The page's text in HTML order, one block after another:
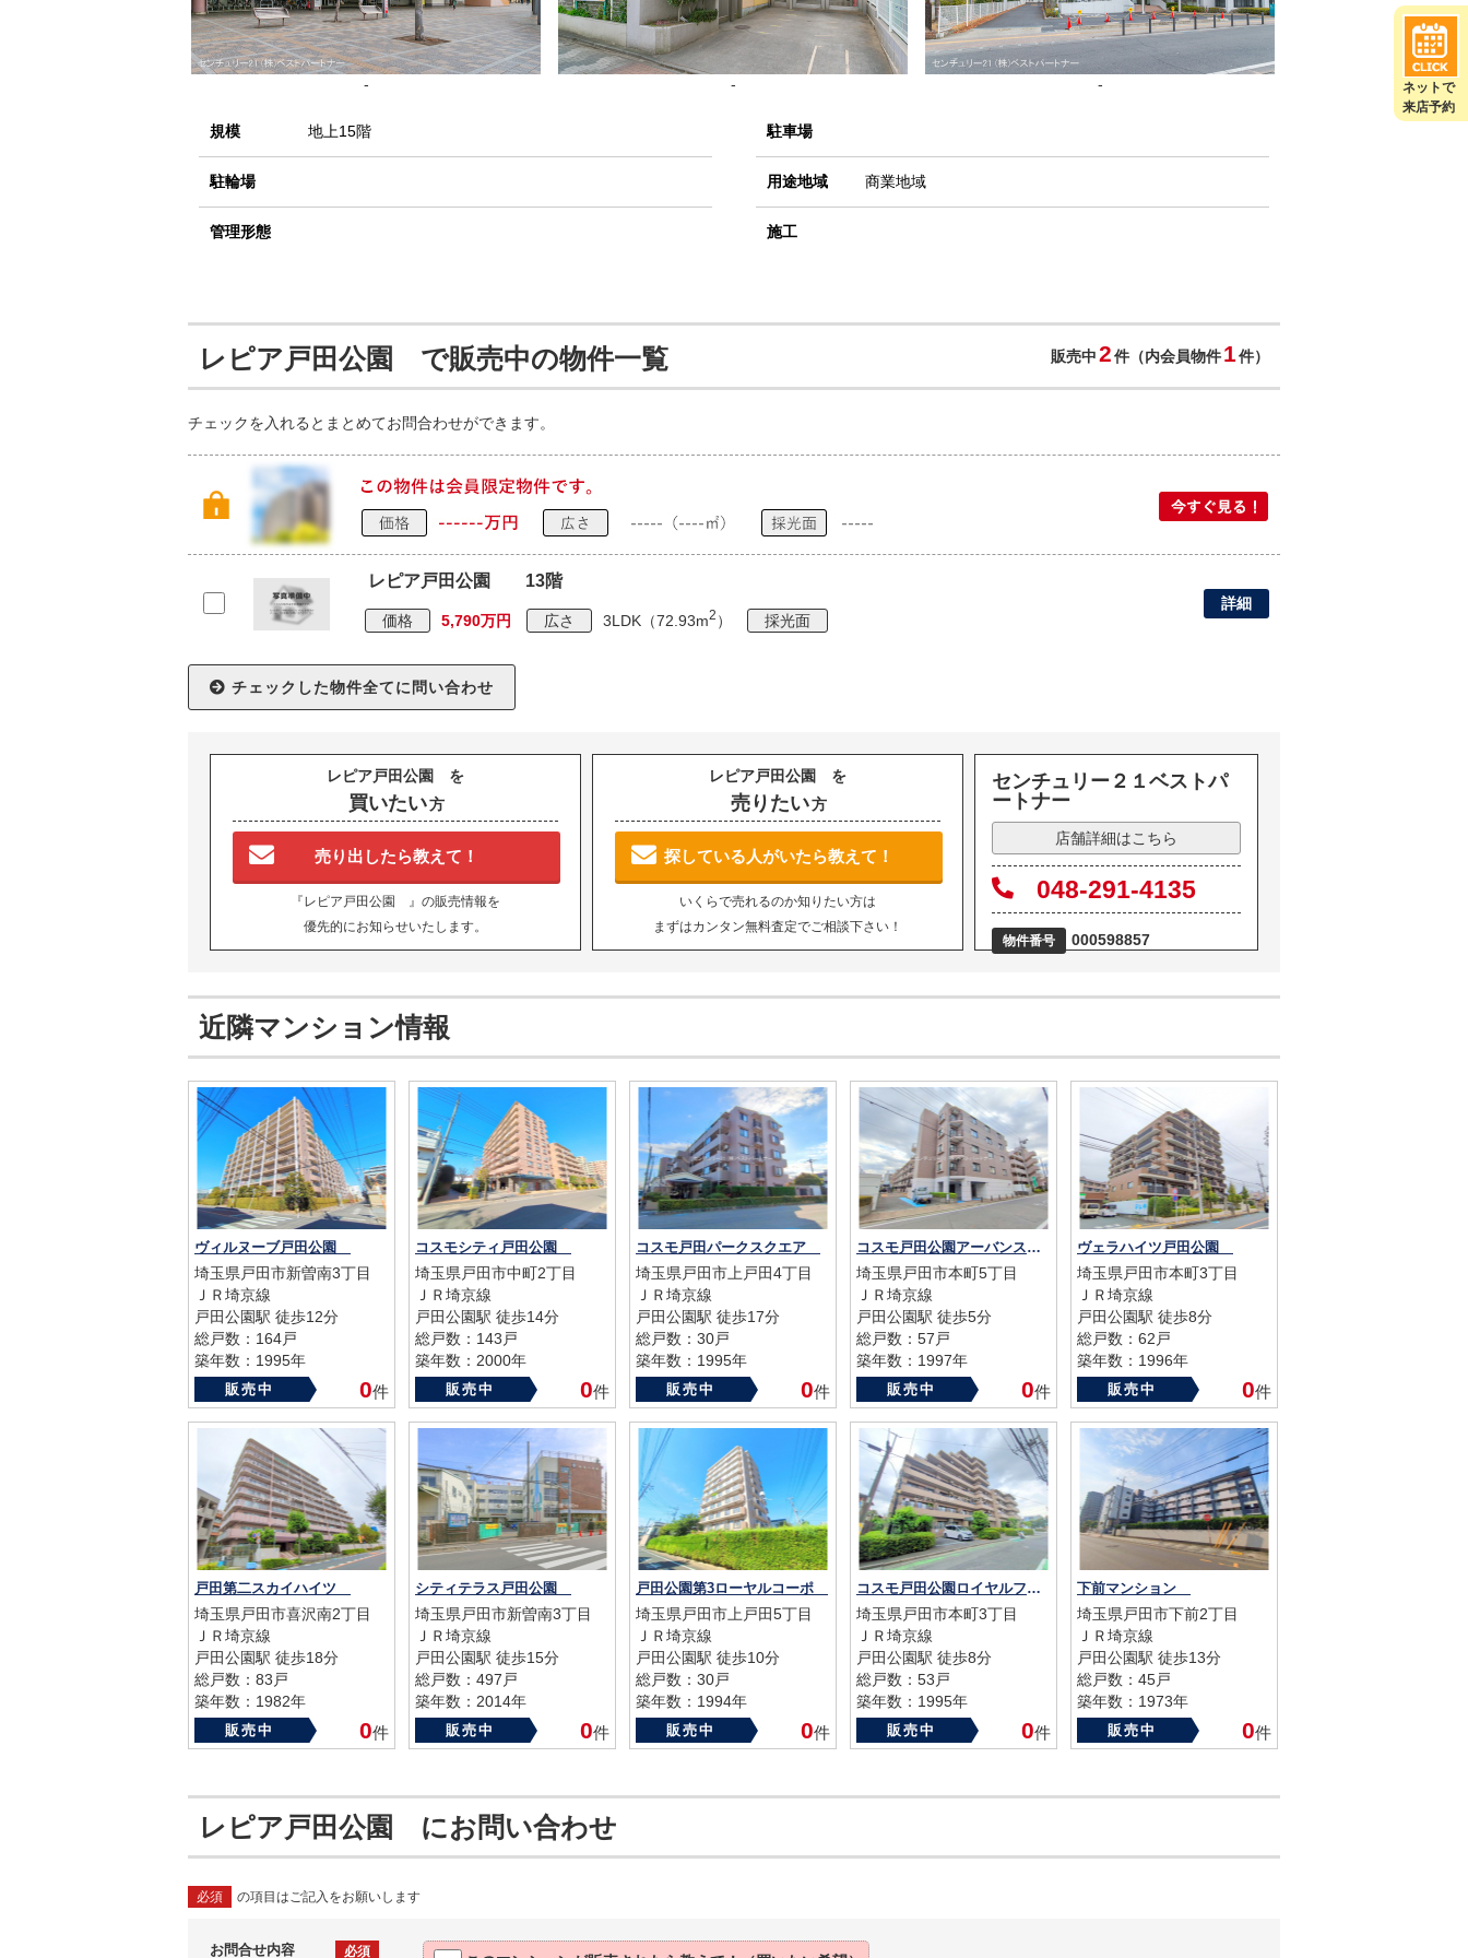
ネットで
来店予約
- - -
規模 地上15階
駐輪場
管理形態
駐車場
用途地域 商業地域
施工
レピア戸田公園 で販売中の物件一覧 販売中2件（内会員物件1件）
チェックを入れるとまとめてお問合わせができます。
レピア戸田公園 13階
価格 5,790万円 広さ 3LDK（72.93m2 ） 採光面
詳細
レピア戸田公園 を
買いたい方
売り出したら教えて！
『レピア戸田公園 』の販売情報を
優先的にお知らせいたします。
レピア戸田公園 を
売りたい方
探している人がいたら教えて！
いくらで売れるのか知りたい方は
まずはカンタン無料査定でご相談下さい！
センチュリー２１ベストパ
ートナー
店舗詳細はこちら
048-291-4135
物件番号 000598857
近隣マンション情報
ヴィルヌーブ戸田公園
埼玉県戸田市新曽南3丁目
ＪＲ埼京線
戸田公園駅 徒歩12分
総戸数：164戸
築年数：1995年
販売中 0件
コスモシティ戸田公園
埼玉県戸田市中町2丁目
ＪＲ埼京線
戸田公園駅 徒歩14分
総戸数：143戸
築年数：2000年
販売中 0件
コスモ戸田パークスクエア
埼玉県戸田市上戸田4丁目
ＪＲ埼京線
戸田公園駅 徒歩17分
総戸数：30戸
築年数：1995年
販売中 0件
コスモ戸田公園アーバンステージ
埼玉県戸田市本町5丁目
ＪＲ埼京線
戸田公園駅 徒歩5分
総戸数：57戸
築年数：1997年
販売中 0件
ヴェラハイツ戸田公園
埼玉県戸田市本町3丁目
ＪＲ埼京線
戸田公園駅 徒歩8分
総戸数：62戸
築年数：1996年
販売中 0件
戸田第二スカイハイツ
埼玉県戸田市喜沢南2丁目
ＪＲ埼京線
戸田公園駅 徒歩18分
総戸数：83戸
築年数：1982年
販売中 0件
シティテラス戸田公園
埼玉県戸田市新曽南3丁目
ＪＲ埼京線
戸田公園駅 徒歩15分
総戸数：497戸
築年数：2014年
販売中 0件
戸田公園第3ローヤルコーポ
埼玉県戸田市上戸田5丁目
ＪＲ埼京線
戸田公園駅 徒歩10分
総戸数：30戸
築年数：1994年
販売中 0件
コスモ戸田公園ロイヤルフォルム
埼玉県戸田市本町3丁目
ＪＲ埼京線
戸田公園駅 徒歩8分
総戸数：53戸
築年数：1995年
販売中 0件
下前マンション
埼玉県戸田市下前2丁目
ＪＲ埼京線
戸田公園駅 徒歩13分
総戸数：45戸
築年数：1973年
販売中 0件
レピア戸田公園 にお問い合わせ
必須 の項目はご記入をお願いします
お問合せ内容 必須